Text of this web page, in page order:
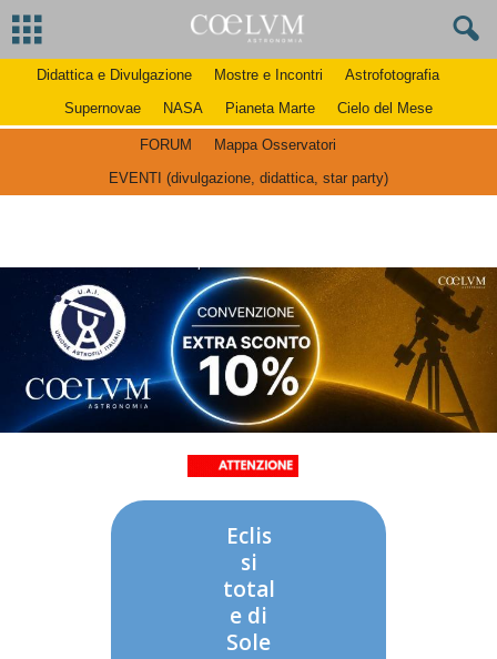
Didattica e Divulgazione Mostre e Incontri
Astrofotografia
Supernovae
NASA Pianeta Marte Cielo del Mese
FORUM
Mappa Osservatori
EVENTI (divulgazione, didattica, star party)
Eclis
si
total
e di
Sole